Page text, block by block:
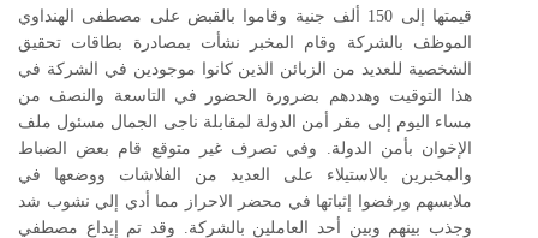
قيمتها إلى 150 ألف جنية وقاموا بالقبض على مصطفى الهنداوي
الموظف بالشركة وقام المخبر نشأت بمصادرة بطاقات تحقيق
الشخصية للعديد من الزبائن الذين كانوا موجودين في الشركة في
هذا التوقيت وهددهم بضرورة الحضور في التاسعة والنصف من
مساء اليوم إلى مقر أمن الدولة لمقابلة ناجى الجمال مسئول ملف
الإخوان بأمن الدولة. وفي تصرف غير متوقع قام بعض الضباط
والمخبرين بالاستيلاء على العديد من الفلاشات ووضعها في
ملابسهم ورفضوا إثباتها في محضر الاحراز مما أدي إلي نشوب شد
وجذب بينهم وبين أحد العاملين بالشركة. وقد تم إيداع مصطفي